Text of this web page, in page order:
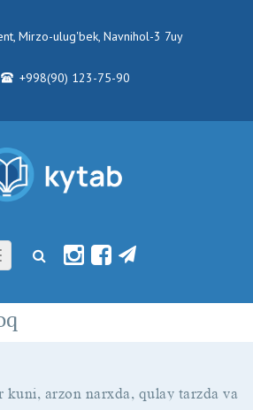
Mirzo-ulug'bek, Navnihol-3 7uy
+998(90) 123-75-90
arzon narxda, qulay tarzda va